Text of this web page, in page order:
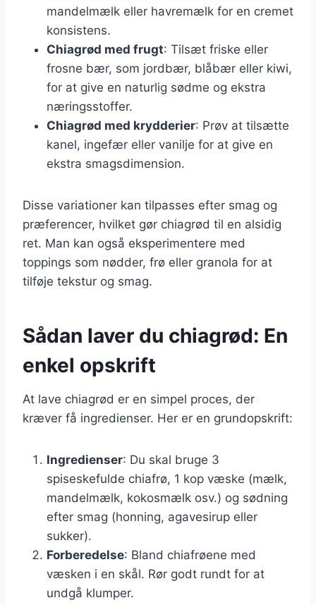
mandelmælk eller havremælk for en cremet
konsistens.
Chiagrød med frugt: Tilsæt friske eller
frosne bær, som jordbær, blåbær eller kiwi,
for at give en naturlig sødme og ekstra
næringsstoffer.
Chiagrød med krydderier: Prøv at tilsætte
kanel, ingefær eller vanilje for at give en
ekstra smagsdimension.
Disse variationer kan tilpasses efter smag og
præferencer, hvilket gør chiagrød til en alsidig
ret. Man kan også eksperimentere med
toppings som nødder, frø eller granola for at
tilføje tekstur og smag.
Sådan laver du chiagrød: En
enkel opskrift
At lave chiagrød er en simpel proces, der
kræver få ingredienser. Her er en grundopskrift:
Ingredienser: Du skal bruge 3
spiseskefulde chiafrø, 1 kop væske (mælk,
mandelmælk, kokosmælk osv.) og sødning
efter smag (honning, agavesirup eller
sukker).
Forberedelse: Bland chiafrøene med
væsken i en skål. Rør godt rundt for at
undgå klumper.